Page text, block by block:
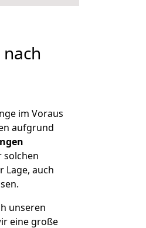
im Voraus
aufgrund
solchen
Lage, auch
unseren
eine große